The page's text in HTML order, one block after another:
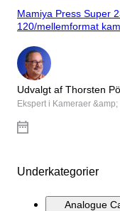
Mamiya Press Super
120/mellemformat
Udvalgt af Thorsten
Ekspert i Kameraer
Underkategorier
Analogue